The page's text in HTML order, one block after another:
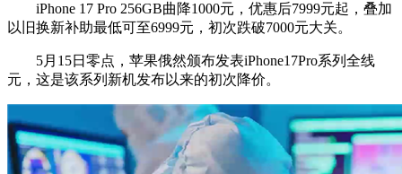
iPhone 17 Pro 256GB曲降1000元，优惠后7999元起，叠加
以旧换新补助最低可至6999元，初次跌破7000元大关。
5月15日零点，苹果俄然颁布发表iPhone17Pro系列全线
元，这是该系列新机发布以来的初次降价。